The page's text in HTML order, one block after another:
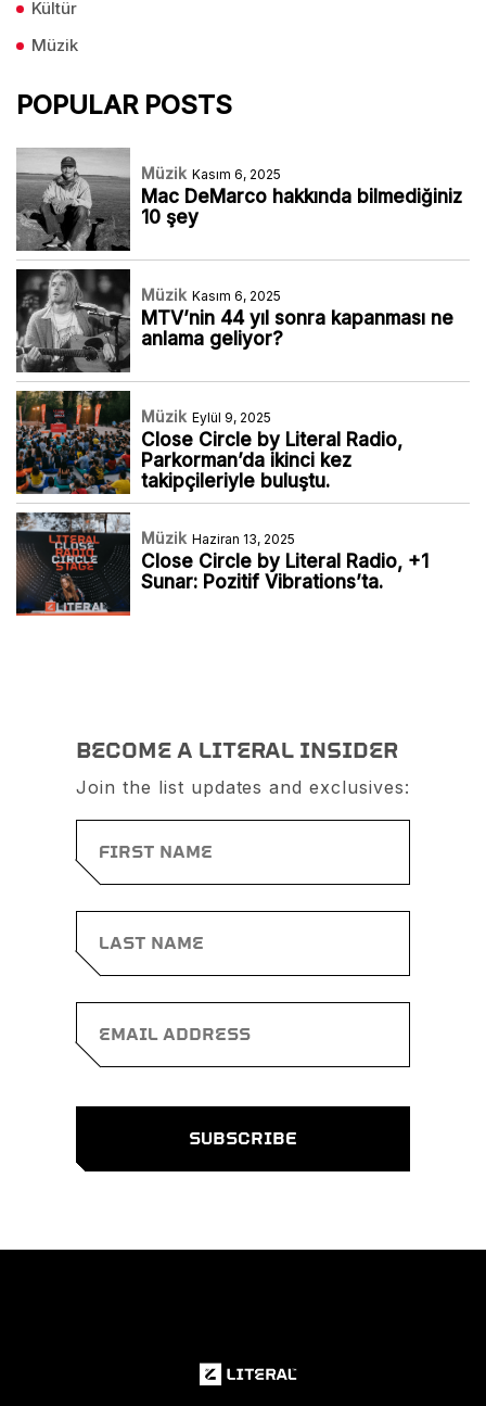
Kültür
Müzik
POPULAR POSTS
Müzik Kasım 6, 2025
Mac DeMarco hakkında bilmediğiniz
10 şey
Müzik Kasım 6, 2025
MTV’nin 44 yıl sonra kapanması ne
anlama geliyor?
Müzik Eylül 9, 2025
Close Circle by Literal Radio,
Parkorman’da ikinci kez
takipçileriyle buluştu.
Müzik Haziran 13, 2025
Close Circle by Literal Radio, +1
Sunar: Pozitif Vibrations’ta.
BECOME A LITERAL INSIDER
Join the list updates and exclusives: